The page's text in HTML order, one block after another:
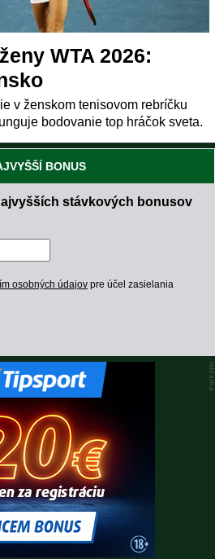
WTA 2026:
v ženskom tenisovom rebríčku
bodovanie top hráčok sveta.
BONUS
stávkových bonusov
osobných údajov pre účel zasielania